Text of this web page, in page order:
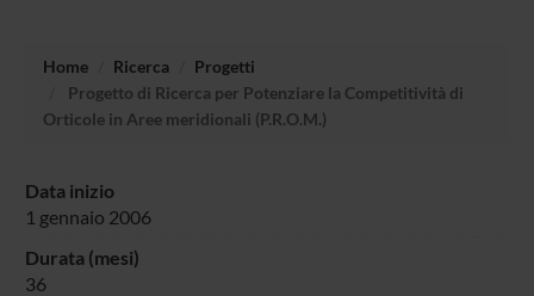
Home Ricerca
Progetti
Progetto di Ricerca per Potenziare la Competitività di
Orticole in Aree meridionali (P.R.O.M.)
Data inizio
1 gennaio 2006
Durata (mesi)
36